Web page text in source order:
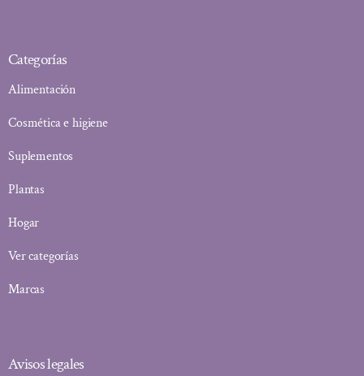
Categorías
Alimentación
Cosmética e higiene
Suplementos
Plantas
Hogar
Ver categorías
Marcas
Avisos legales